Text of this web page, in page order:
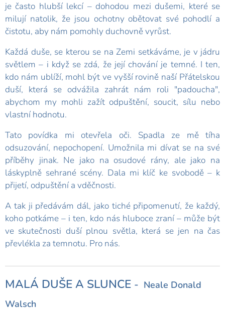
je často hlubší lekcí – dohodou mezi dušemi, které se
milují natolik, že jsou ochotny obětovat své pohodlí a
čistotu, aby nám pomohly duchovně vyrůst.
Každá duše, se kterou se na Zemi setkáváme, je v jádru
světlem – i když se zdá, že její chování je temné. I ten,
kdo nám ublíží, mohl být ve vyšší rovině naší Přátelskou
duší, která se odvážila zahrát nám roli "padoucha",
abychom my mohli zažít odpuštění, soucit, sílu nebo
vlastní hodnotu.
Tato povídka mi otevřela oči. Spadla ze mě tíha
odsuzování, nepochopení. Umožnila mi dívat se na své
příběhy jinak. Ne jako na osudové rány, ale jako na
láskyplně sehrané scény. Dala mi klíč ke svobodě – k
přijetí, odpuštění a vděčnosti.
A tak ji předávám dál, jako tiché připomenutí, že každý,
koho potkáme – i ten, kdo nás hluboce zraní – může být
ve skutečnosti duší plnou světla, která se jen na čas
převlékla za temnotu. Pro nás.
MALÁ DUŠE A SLUNCE - Neale Donald
Walsch